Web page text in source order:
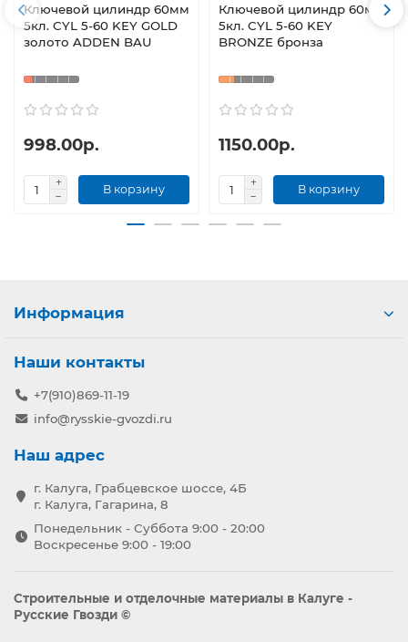
Ключевой цилиндр 60мм
5кл. CYL 5-60 KEY GOLD
золото ADDEN BAU
998.00р.
В корзину
Ключевой цилиндр 60мм
5кл. CYL 5-60 KEY
BRONZE бронза
1150.00р.
В корзину
Информация
Наши контакты
+7(910)869-11-19
info@rysskie-gvozdi.ru
Наш адрес
г. Калуга, Грабцевское шоссе, 4Б
г. Калуга, Гагарина, 8
Понедельник - Суббота 9:00 - 20:00
Воскресенье 9:00 - 19:00
Строительные и отделочные материалы в Калуге -
Русские Гвозди ©